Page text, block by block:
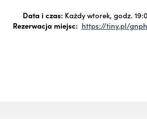
Data i czas: Każdy wtorek, godz.
Rezerwacja miejsc: https://tiny.pl/